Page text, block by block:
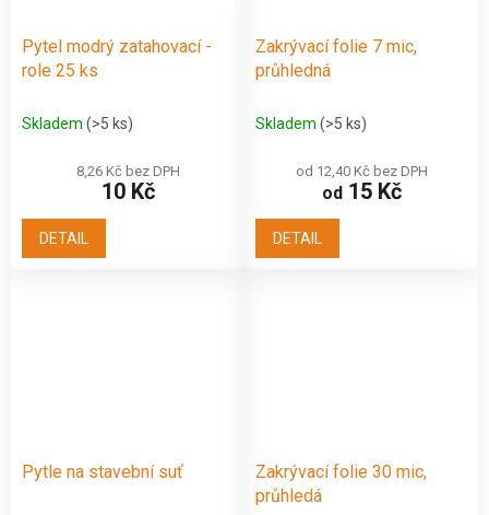
Pytel modrý zatahovací -
role 25 ks
Skladem (>5 ks)
8,26 Kč bez DPH
10 Kč
DETAIL
Zakrývací folie 7 mic,
průhledná
Skladem (>5 ks)
od 12,40 Kč bez DPH
od15 Kč
DETAIL
Pytle na stavební suť
Zakrývací folie 30 mic,
průhledá